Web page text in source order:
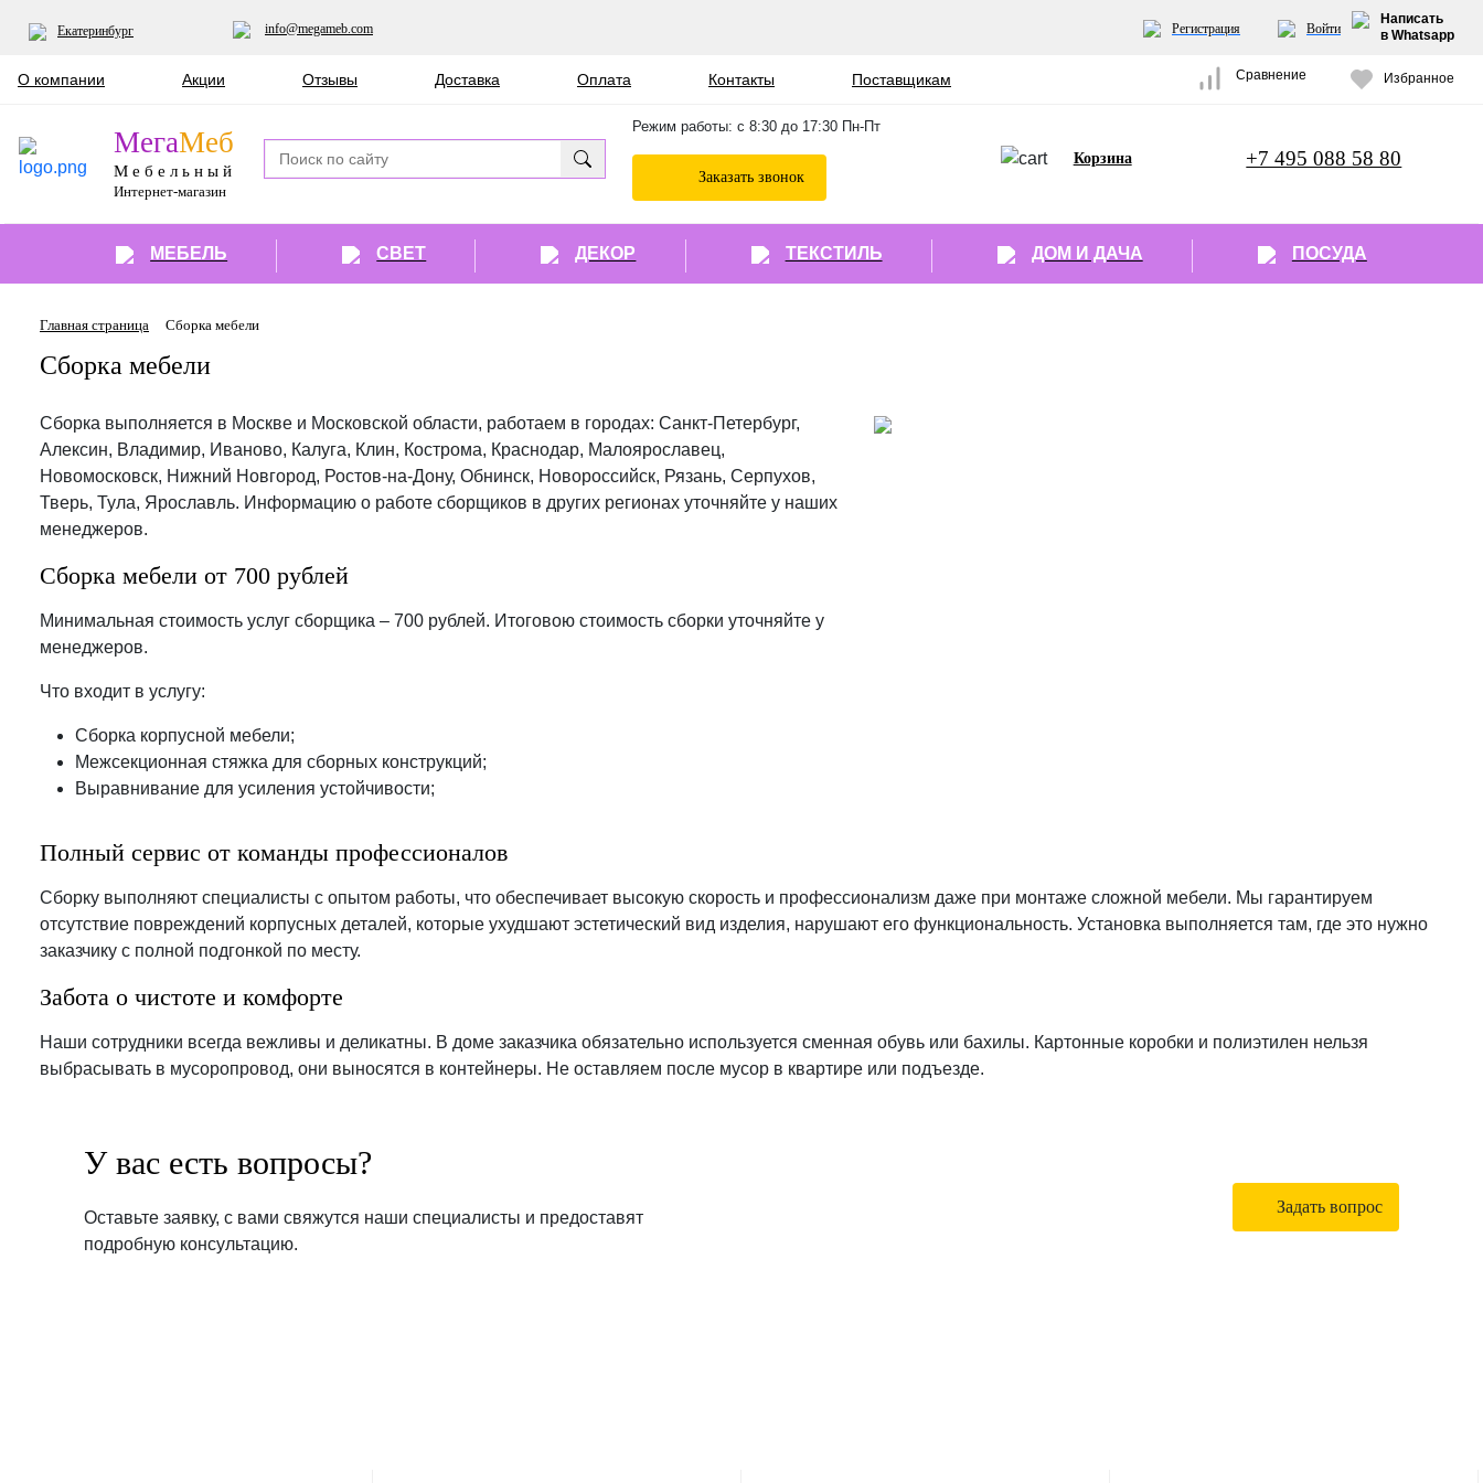
Екатеринбург info@megameb.com Регистрация Войти
Написать
в Whatsapp
О компании Акции Отзывы Доставка Оплата Контакты Поставщикам Сравнение Избранное
МегаМеб
Мебельный
Интернет-магазин
Режим работы: с 8:30 до 17:30 Пн-Пт
Заказать звонок
Корзина +7 495 088 58 80
МЕБЕЛЬ СВЕТ ДЕКОР ТЕКСТИЛЬ ДОМ И ДАЧА ПОСУДА
Главная страница Сборка мебели
Сборка мебели
Сборка выполняется в Москве и Московской области, работаем в городах: Санкт-Петербург,
Алексин, Владимир, Иваново, Калуга, Клин, Кострома, Краснодар, Малоярославец,
Новомосковск, Нижний Новгород, Ростов-на-Дону, Обнинск, Новороссийск, Рязань, Серпухов,
Тверь, Тула, Ярославль. Информацию о работе сборщиков в других регионах уточняйте у наших
менеджеров.
Сборка мебели от 700 рублей
Минимальная стоимость услуг сборщика – 700 рублей. Итоговою стоимость сборки уточняйте у
менеджеров.
Что входит в услугу:
Сборка корпусной мебели;
Межсекционная стяжка для сборных конструкций;
Выравнивание для усиления устойчивости;
Полный сервис от команды профессионалов
Сборку выполняют специалисты с опытом работы, что обеспечивает высокую скорость и профессионализм даже при монтаже сложной мебели. Мы гарантируем
отсутствие повреждений корпусных деталей, которые ухудшают эстетический вид изделия, нарушают его функциональность. Установка выполняется там, где это нужно
заказчику с полной подгонкой по месту.
Забота о чистоте и комфорте
Наши сотрудники всегда вежливы и деликатны. В доме заказчика обязательно используется сменная обувь или бахилы. Картонные коробки и полиэтилен нельзя
выбрасывать в мусоропровод, они выносятся в контейнеры. Не оставляем после мусор в квартире или подъезде.
У вас есть вопросы?
Оставьте заявку, с вами свяжутся наши специалисты и предоставят
подробную консультацию.
Задать вопрос